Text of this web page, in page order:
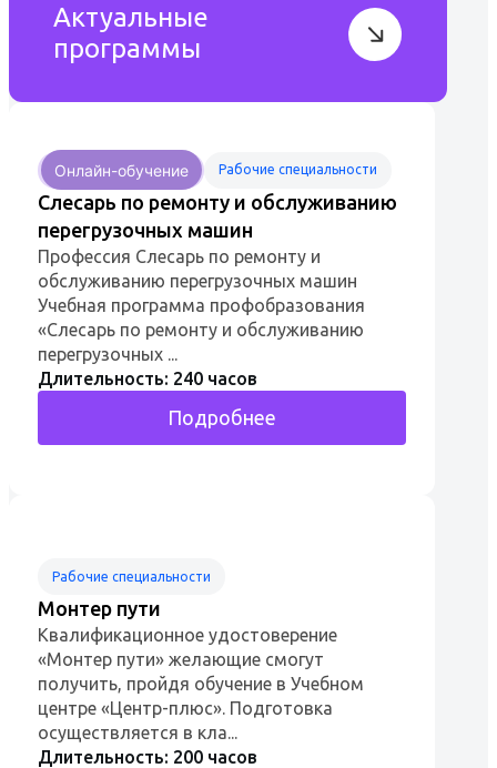
Актуальные
программы
Онлайн-обучение Рабочие специальности
Слесарь по ремонту и обслуживанию
перегрузочных машин
Профессия Слесарь по ремонту и
обслуживанию перегрузочных машин
Учебная программа профобразования
«Слесарь по ремонту и обслуживанию
перегрузочных ...
Длительность: 240 часов
Подробнее
Рабочие специальности
Монтер пути
Квалификационное удостоверение
«Монтер пути» желающие смогут
получить, пройдя обучение в Учебном
центре «Центр-плюс». Подготовка
осуществляется в кла...
Длительность: 200 часов